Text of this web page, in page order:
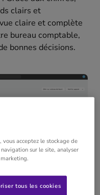
clairs et
claire et complète
bureau comptable,
bonnes décisions.
vous acceptez le stockage de
sur le site, analyser
tous les cookies